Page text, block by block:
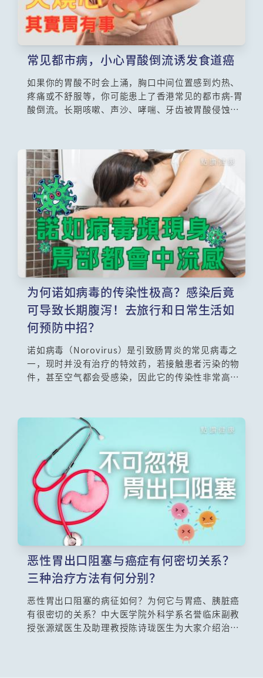
常见都市病，小心胃酸倒流诱发食道癌
如果你的胃酸不时会上涌，胸口中间位置感到灼热、
疼痛或不舒服等，你可能患上了香港常见的都市病-胃
酸倒流。长期咳嗽、声沙、哮喘、牙齿被胃酸侵蚀等
流的迷思，香港中文大学医学院外科学系名誉临床副
教授黄健鸿医生讲解胃酸倒流，为大家解开各种迷
思。
为何诺如病毒的传染性极高？感染后竟
可导致长期腹泻！去旅行和日常生活如
何预防中招？
诺如病毒（Norovirus）是引致肠胃炎的常见病毒之
一，现时并没有治疗的特效药，若接触患者污染的物
件，甚至空气都会受感染，因此它的传染性非常高，
注意什么，以及最重要是如何预防受感染？急症科专
科刘启基医生将一一讲解。
恶性胃出口阻塞与癌症有何密切关系？
三种治疗方法有何分别？
恶性胃出口阻塞的病征如何？为何它与胃癌、胰脏癌
有很密切的关系？中大医学院外科学系名誉临床副教
授张源斌医生及助理教授陈诗珑医生为大家介绍治疗